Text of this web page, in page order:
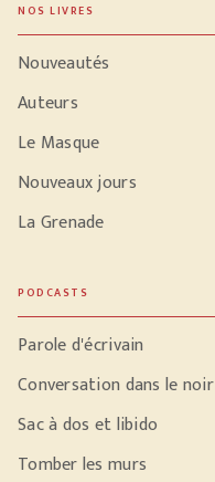
NOS LIVRES
Nouveautés
Auteurs
Le Masque
Nouveaux jours
La Grenade
PODCASTS
Parole d'écrivain
Conversation dans le noir
Sac à dos et libido
Tomber les murs